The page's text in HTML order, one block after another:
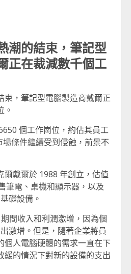
潮的結束，筆記型
正在裁減數千個工
束，筆記型電腦製造商戴爾正
。
個工作崗位，約佔其員工
條件繼續受到侵蝕，前景不
爾戴爾於 1988 年創立，估值
筆電、桌機和顯示器，以及
礎設備。
間收入和利潤激增，因為個
激增。但是，隨著企業將員
個人電腦硬體的需求一直在下
緩的情況下對新的設備的支出